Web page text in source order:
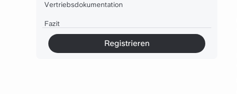
Vertriebsdokumentation
Fazit
FAQs zur Vertriebsdokumentation
Registrieren